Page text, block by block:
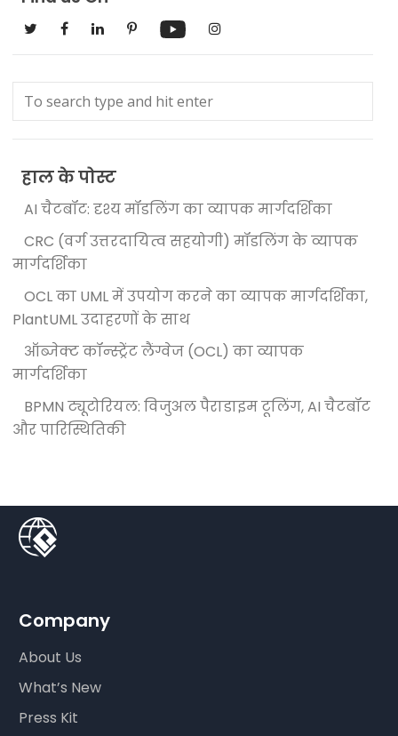
हाल के पोस्ट
AI चैटबॉट: दृश्य मॉडलिंग का व्यापक मार्गदर्शिका
CRC (वर्ग उत्तरदायित्व सहयोगी) मॉडलिंग के व्यापक
मार्गदर्शिका
OCL का UML में उपयोग करने का व्यापक मार्गदर्शिका,
PlantUML उदाहरणों के साथ
ऑब्जेक्ट कॉन्स्ट्रेंट लैंग्वेज (OCL) का व्यापक
मार्गदर्शिका
BPMN ट्यूटोरियल: विजुअल पैराडाइम टूलिंग, AI चैटबॉट
और पारिस्थितिकी
Company
About Us
What’s New
Press Kit